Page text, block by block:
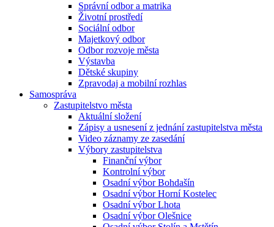
Správní odbor a matrika
Životní prostředí
Sociální odbor
Majetkový odbor
Odbor rozvoje města
Výstavba
Dětské skupiny
Zpravodaj a mobilní rozhlas
Samospráva
Zastupitelstvo města
Aktuální složení
Zápisy a usnesení z jednání zastupitelstva města
Video záznamy ze zasedání
Výbory zastupitelstva
Finanční výbor
Kontrolní výbor
Osadní výbor Bohdašín
Osadní výbor Horní Kostelec
Osadní výbor Lhota
Osadní výbor Olešnice